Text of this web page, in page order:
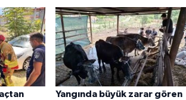
Yangında büyük zarar gören